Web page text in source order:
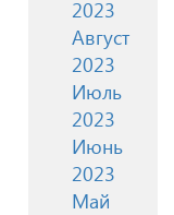
2023
Август
2023
Июль
2023
Июнь
2023
Май